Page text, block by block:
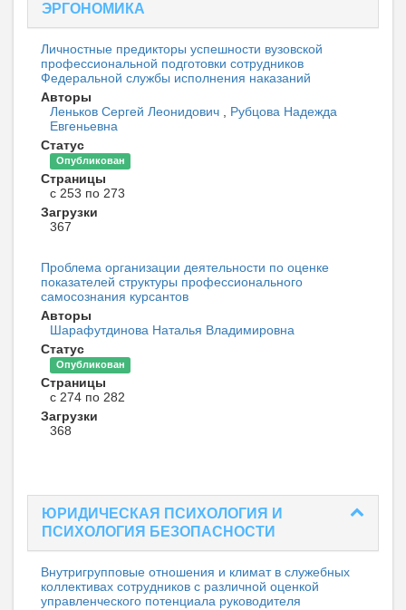
ЭРГОНОМИКА
Личностные предикторы успешности вузовской
профессиональной подготовки сотрудников
Федеральной службы исполнения наказаний
Авторы
Леньков Сергей Леонидович , Рубцова Надежда
Евгеньевна
Статус
Опубликован
Страницы
с 253 по 273
Загрузки
367
Проблема организации деятельности по оценке
показателей структуры профессионального
самосознания курсантов
Авторы
Шарафутдинова Наталья Владимировна
Статус
Опубликован
Страницы
с 274 по 282
Загрузки
368
ЮРИДИЧЕСКАЯ ПСИХОЛОГИЯ И
ПСИХОЛОГИЯ БЕЗОПАСНОСТИ
Внутригрупповые отношения и климат в служебных
коллективах сотрудников с различной оценкой
управленческого потенциала руководителя